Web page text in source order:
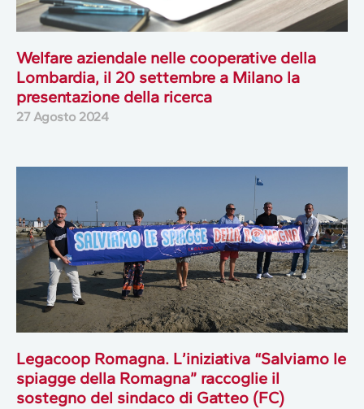
Welfare aziendale nelle cooperative della
Lombardia, il 20 settembre a Milano la
presentazione della ricerca
27 Agosto 2024
Legacoop Romagna. L’iniziativa “Salviamo le
spiagge della Romagna” raccoglie il
sostegno del sindaco di Gatteo (FC)